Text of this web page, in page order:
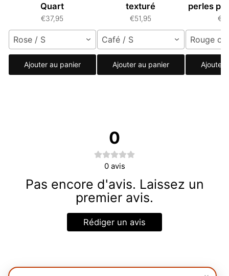
Quart
€37,95
Rose / S
Ajouter au panier
texturé
€51,95
Café / S
Ajouter au panier
perles
Rouge
Ajouter
0
0 avis
Pas encore d'avis. Laissez un
premier avis.
Rédiger un avis